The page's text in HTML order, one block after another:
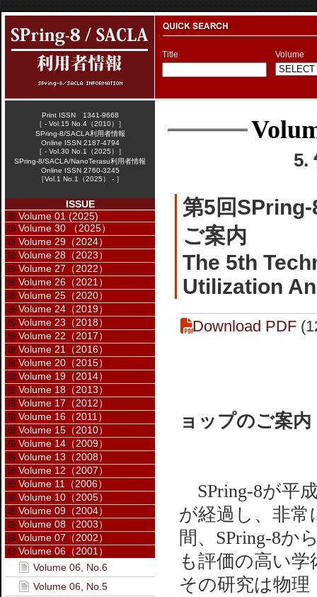
Title Volume
5.
第5回
ご案内
The 5th
Utilization
Download PDF
ョップのご案内
SPring-8が平
が経過し、非
間、SPring-8か
も評価の高い
その研究は物
Print ISSN 1341-9668
［ - Vol.15 No.4（2010）］
SPring-8/SACLA利用者情報
Online ISSN 2187-4794
［ - Vol.30 No.1（2025）］
SPring-8/SACLA/NanoTerasu利用者情報
Online ISSN 2760-3245
［Vol.1 No.1（2025） - ］
ISSUE
Volume 01 (2025)
Volume 30 （2025）
Volume 29（2024）
Volume 28（2023）
Volume 27（2022）
Volume 26（2021）
Volume 25（2020）
Volume 24（2019）
Volume 23（2018）
Volume 22（2017）
Volume 21（2016）
Volume 20（2015）
Volume 19（2014）
Volume 18（2013）
Volume 17（2012）
Volume 16（2011）
Volume 15（2010）
Volume 14（2009）
Volume 13（2008）
Volume 12（2007）
Volume 11（2006）
Volume 10（2005）
Volume 09（2004）
Volume 08（2003）
Volume 07（2002）
Volume 06（2001）
Volume 06, No.6
Volume 06, No.5